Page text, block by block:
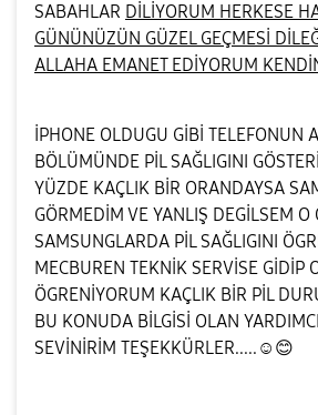
SABAHLAR DİLİYORUM HERKESE
GÜNÜNÜZÜN GÜZEL GEÇMESİ
ALLAHA EMANET EDİYORUM
İPHONE OLDUGU GİBİ TELEFONUN
BÖLÜMÜNDE PİL SAĞLIGINI
YÜZDE KAÇLIK BİR ORANDAYSA
GÖRMEDİM VE YANLIŞ DEGİLSEM O
SAMSUNGLARDA PİL SAĞLIGINI
MECBUREN TEKNİK SERVİSE GİDİP
ÖGRENİYORUM KAÇLIK BİR PİL
BU KONUDA BİLGİSİ OLAN
SEVİNİRİM TEŞEKKÜRLER.....☺️ 😊